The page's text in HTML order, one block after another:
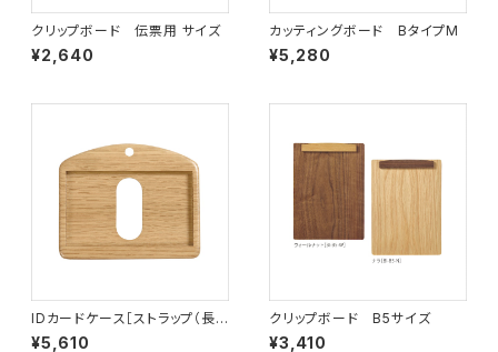
クリップボード 伝票用 サイズ
¥2,640
カッティングボード BタイプM
¥5,280
IDカードケース［ストラップ（長）
付き］（名刺サイズ）ナラ［ID-2
¥5,610
クリップボード B5サイズ
¥3,410